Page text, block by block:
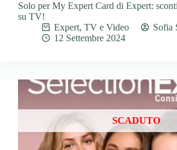
Solo per My Expert Card di Expert:
su TV!
Expert, TV e Video
Sofia
12 Settembre 2024
SCADUTO